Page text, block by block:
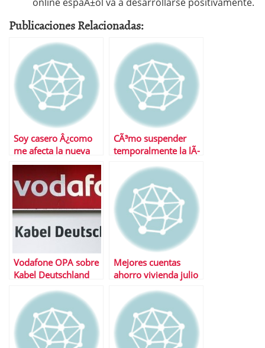
Publicaciones Relacionadas:
Soy casero Â¿como
me afecta la nueva
ley del alquiler?
CÃ³mo suspender
temporalmente la lÃ­
Vodafone OPA sobre
Kabel Deutschland
Mejores cuentas
ahorro vivienda julio